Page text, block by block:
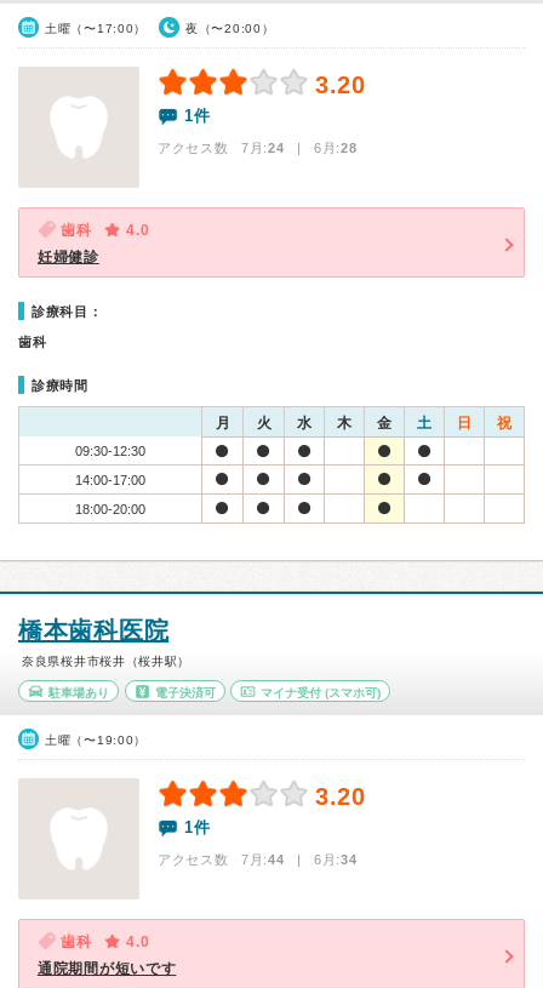
土曜（〜17:00） 夜（〜20:00）
3.20
1件
アクセス数 7月:24 | 6月:28
歯科
4.0
妊婦健診
診療科目：
歯科
診療時間
月 火 水 木 金 土 日 祝
09:30-12:30
14:00-17:00
18:00-20:00
橋本歯科医院
奈良県桜井市桜井（桜井駅）
駐車場あり 電子決済可 マイナ受付 (スマホ可)
土曜（〜19:00）
3.20
1件
アクセス数 7月:44 | 6月:34
歯科
4.0
通院期間が短いです